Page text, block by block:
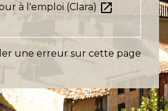
à l'emploi (Clara) open_in_new
une erreur sur cette page